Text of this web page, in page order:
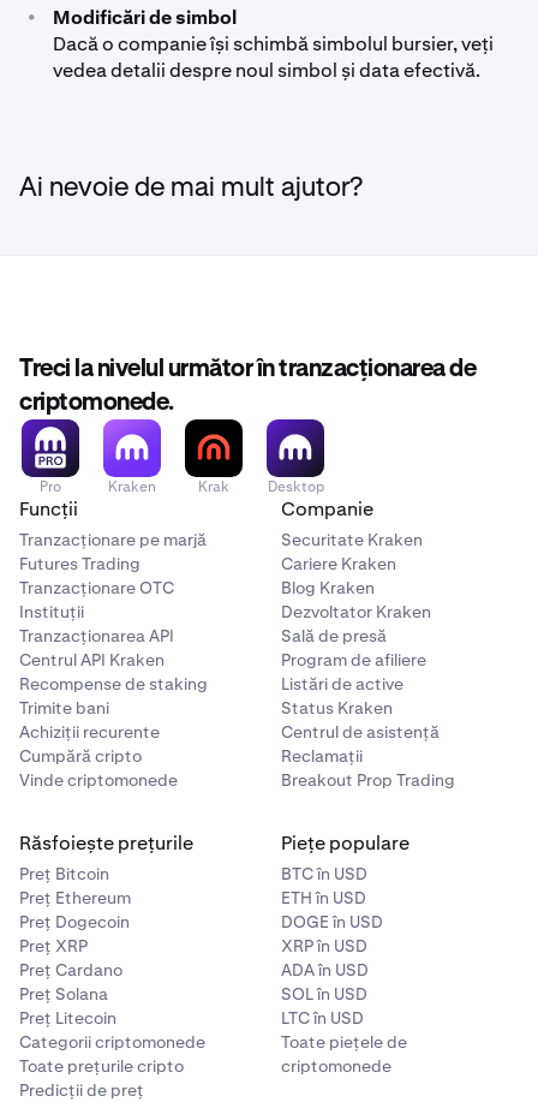
•
Modificări de simbol
Dacă o companie își schimbă simbolul bursier, veți
vedea detalii despre noul simbol și data efectivă.
Ai nevoie de mai mult ajutor?
Treci la nivelul următor în tranzacționarea de
criptomonede.
Pro Kraken Krak Desktop
Funcții
Tranzacționare pe marjă
Futures Trading
Tranzacționare OTC
Instituții
Tranzacționarea API
Centrul API Kraken
Recompense de staking
Trimite bani
Achiziții recurente
Cumpără cripto
Vinde criptomonede
Companie
Securitate Kraken
Cariere Kraken
Blog Kraken
Dezvoltator Kraken
Sală de presă
Program de afiliere
Listări de active
Status Kraken
Centrul de asistență
Reclamații
Breakout Prop Trading
Răsfoiește prețurile
Preț Bitcoin
Preț Ethereum
Preț Dogecoin
Preț XRP
Preț Cardano
Preț Solana
Preț Litecoin
Categorii criptomonede
Toate prețurile cripto
Predicții de preț
Piețe populare
BTC în USD
ETH în USD
DOGE în USD
XRP în USD
ADA în USD
SOL în USD
LTC în USD
Toate piețele de
criptomonede